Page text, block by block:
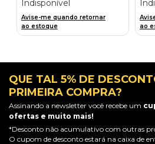
Indisponível
Avise-me quando retornar
ao estoque
ao
QUE TAL 5% DE
PRIMEIRA COMPRA?
Assinando a newsletter você recebe um
ofertas e muito mais!
*Desconto não acumulativo com outras
O cupom de desconto estará na caixa de